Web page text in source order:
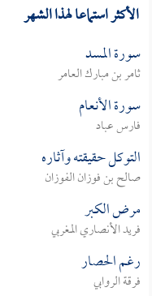
الأكثر استماعا لهذا الشهر
سورة المسد
ثامر بن مبارك العامر
سورة الأنعام
فارس عباد
التوكل حقيقته وآثاره
صالح بن فوزان الفوزان
مرض الكبر
فريد الأنصاري المغربي
رغم الحصار
فرقة الروابي